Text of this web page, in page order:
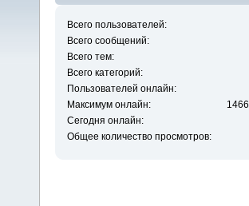
Всего пользователей:
Всего сообщений:
Всего тем:
Всего категорий:
Пользователей онлайн:
Максимум онлайн:
Сегодня онлайн:
Общее количество просмотров: